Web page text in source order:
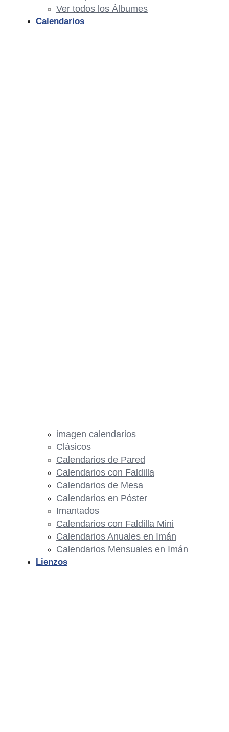
Ver todos los Álbumes
Calendarios
imagen calendarios
Clásicos
Calendarios de Pared
Calendarios con Faldilla
Calendarios de Mesa
Calendarios en Póster
Imantados
Calendarios con Faldilla Mini
Calendarios Anuales en Imán
Calendarios Mensuales en Imán
Lienzos